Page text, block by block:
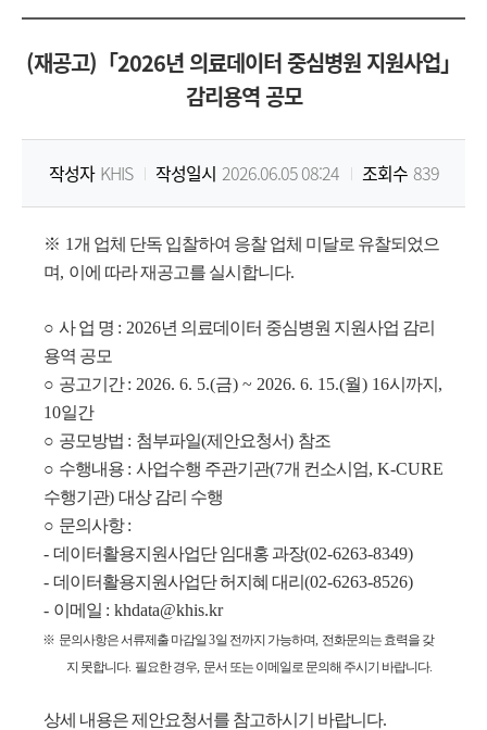
료
정
보
Korea
Health
Information
Service
(재공고)「2026년 의료데이터 중심병원 지원사업」
감리용역 공모
작성자 KHIS 작성일시 2026.06.05 08:24 조회수 839
※ 1 개 업체 단독 입찰하여 응찰 업체 미달로 유찰되었으
며, 이에 따라 재공고를 실시합니다.
○ 사 업 명 : 2026년 의료데이터 중심병원 지원사업 감리
용역 공모
○ 공고기간: 2026. 6. 5.(금) ~ 2026. 6. 15.(월) 16시까지 ,
10일간
○ 공모방법 : 첨부파일(제안요청서) 참조
○ 수행내용 : 사업수행 주관기관(7개 컨소시엄, K-CURE
수행기관) 대상 감리 수행
○ 문의사항:
- 데이터활용지원사업단 임대홍 과장(02-6263-8349)
- 데이터활용지원사업단 허지혜 대리 (02-6263-8526)
- 이메일 : khdata@khis.kr
※ 문의사항은 서류제출 마감일3일 전까지 가능하며, 전화문의는 효력을 갖
지 못합니다. 필요한 경우, 문서 또는 이메일로 문의해 주시기 바랍니다.
상세 내용은 제안요청서를 참고하시기 바랍니다.